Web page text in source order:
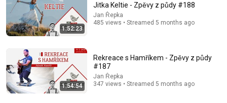
1:00:14
SLOVAKIA: The Country Nobody Wanted
Horizon Boulevard
1:52:23
Jitka Keltie - Zpěvy z půdy #188
Jan Řepka
485 views • Streamed 5 months ago
1:54:54
Rekreace s Hamříkem - Zpěvy z půdy
#187
Jan Řepka
347 views • Streamed 5 months ago